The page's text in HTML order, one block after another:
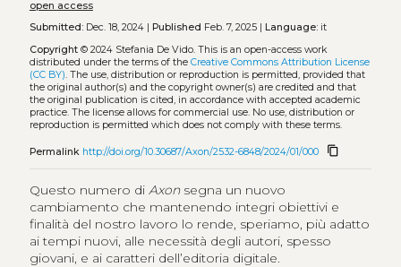
open access
Submitted:Dec. 18, 2024 | Published Feb. 7, 2025 | Language:it
Copyright© 2024 Stefania De Vido. This is an open-access work
distributed under the terms of the Creative Commons Attribution License
(CC BY). The use, distribution or reproduction is permitted, provided that
the original author(s) and the copyright owner(s) are credited and that
the original publication is cited, in accordance with accepted academic
practice. The license allows for commercial use. No use, distribution or
reproduction is permitted which does not comply with these terms.
Permalink http://doi.org/10.30687/Axon/2532-6848/2024/01/000 content_copy
Questo numero di Axonsegna un nuovo
cambiamento che mantenendo integri obiettivi e
finalità del nostro lavoro lo rende, speriamo, più adatto
ai tempi nuovi, alle necessità degli autori, spesso
giovani, e ai caratteri dell’editoria digitale.